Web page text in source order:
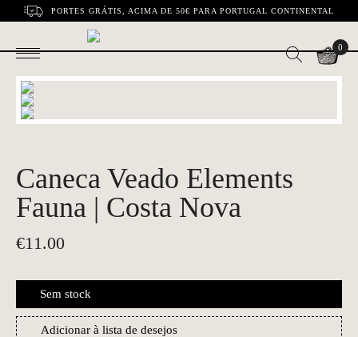
PORTES GRÁTIS, ACIMA DE 50€ PARA PORTUGAL CONTINENTAL
0
Caneca Veado Elements
Fauna | Costa Nova
€11.00
Sem stock
Adicionar à lista de desejos